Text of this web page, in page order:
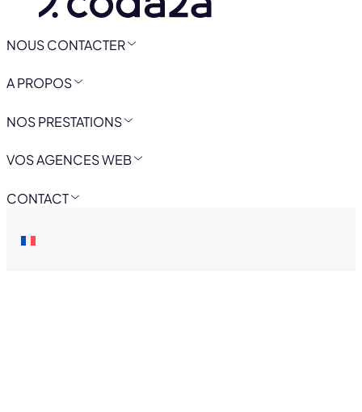
NOUS CONTACTER
A PROPOS
NOS PRESTATIONS
VOS AGENCES WEB
CONTACT